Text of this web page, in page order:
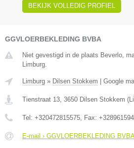
BEKIJK VOLLEDIG PROFIEL
GGVLOERBEKLEDING BVBA
Niet gevestigd in de plaats Beverlo,
Limburg.
Limburg » Dilsen Stokkem Google
Tienstraat 13, 3650 Dilsen Stokkem (
Tel: +320472815575, Fax:
E-mail › GGVLOERBEKLEDING